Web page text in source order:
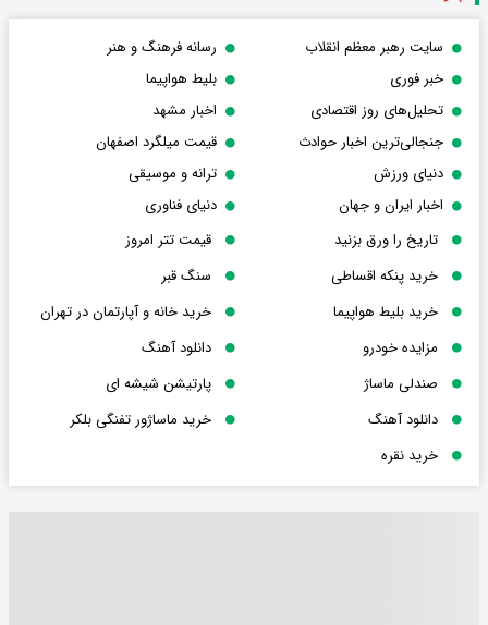
سایت رهبر معظم انقلاب
رسانه فرهنگ و هنر
خبر فوری
بلیط هواپیما
تحلیل‌های روز اقتصادی
اخبار مشهد
جنجالی‌ترین اخبار حوادث
قیمت میلگرد اصفهان
دنیای ورزش
ترانه و موسیقی
اخبار ایران و جهان
دنیای فناوری
تاریخ را ورق بزنید
قیمت تتر امروز
خرید پنکه اقساطی
سنگ قبر
خرید بلیط هواپیما
خرید خانه و آپارتمان در تهران
مزایده خودرو
دانلود آهنگ
صندلی ماساژ
پارتیشن شیشه ای
دانلود آهنگ
خرید ماساژور تفنگی بلکر
خرید نقره